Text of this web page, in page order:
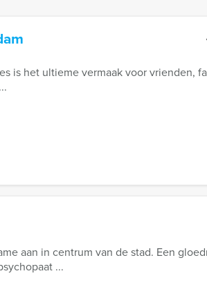
is het ultieme vermaak voor vrienden,
aan in centrum van de stad. Een
...